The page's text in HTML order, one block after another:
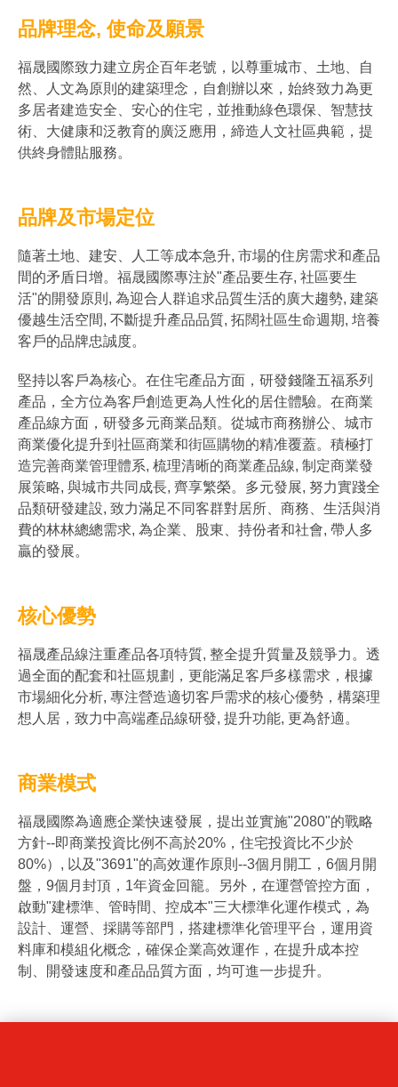
品牌理念, 使命及願景
福晟國際致力建立房企百年老號，以尊重城市、土地、自
然、人文為原則的建築理念，自創辦以來，始終致力為更
多居者建造安全、安心的住宅，並推動綠色環保、智慧技
術、大健康和泛教育的廣泛應用，締造人文社區典範，提
供終身體貼服務。
品牌及市場定位
隨著土地、建安、人工等成本急升, 市場的住房需求和產品
間的矛盾日增。福晟國際專注於"產品要生存, 社區要生
活"的開發原則, 為迎合人群追求品質生活的廣大趨勢, 建築
優越生活空間, 不斷提升產品品質, 拓闊社區生命週期, 培養
客戶的品牌忠誠度。
堅持以客戶為核心。在住宅產品方面，研發錢隆五福系列
產品，全方位為客戶創造更為人性化的居住體驗。在商業
產品線方面，研發多元商業品類。從城市商務辦公、城市
商業優化提升到社區商業和街區購物的精准覆蓋。積極打
造完善商業管理體系, 梳理清晰的商業產品線, 制定商業發
展策略, 與城市共同成長, 齊享繁榮。多元發展, 努力實踐全
品類研發建設, 致力滿足不同客群對居所、商務、生活與消
費的林林總總需求, 為企業、股東、持份者和社會, 帶人多
贏的發展。
核心優勢
福晟產品線注重產品各項特質, 整全提升質量及競爭力。透
過全面的配套和社區規劃，更能滿足客戶多樣需求，根據
市場細化分析, 專注營造適切客戶需求的核心優勢，構築理
想人居，致力中高端產品線研發, 提升功能, 更為舒適。
商業模式
福晟國際為適應企業快速發展，提出並實施"2080"的戰略
方針--即商業投資比例不高於20%，住宅投資比不少於
80%）, 以及"3691"的高效運作原則--3個月開工，6個月開
盤，9個月封頂，1年資金回籠。另外，在運營管控方面，
啟動"建標準、管時間、控成本"三大標準化運作模式，為
設計、運營、採購等部門，搭建標準化管理平台，運用資
料庫和模組化概念，確保企業高效運作，在提升成本控
制、開發速度和產品品質方面，均可進一步提升。